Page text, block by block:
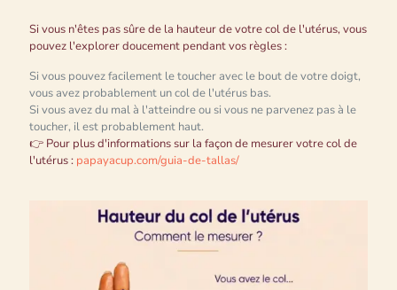
Si vous n'êtes pas sûre de la hauteur de votre col de l'utérus, vous
pouvez l'explorer doucement pendant vos règles :
Si vous pouvez facilement le toucher avec le bout de votre doigt,
vous avez probablement un col de l'utérus bas.
Si vous avez du mal à l'atteindre ou si vous ne parvenez pas à le
toucher, il est probablement haut.
👉 Pour plus d'informations sur la façon de mesurer votre col de
l'utérus : papayacup.com/guia-de-tallas/